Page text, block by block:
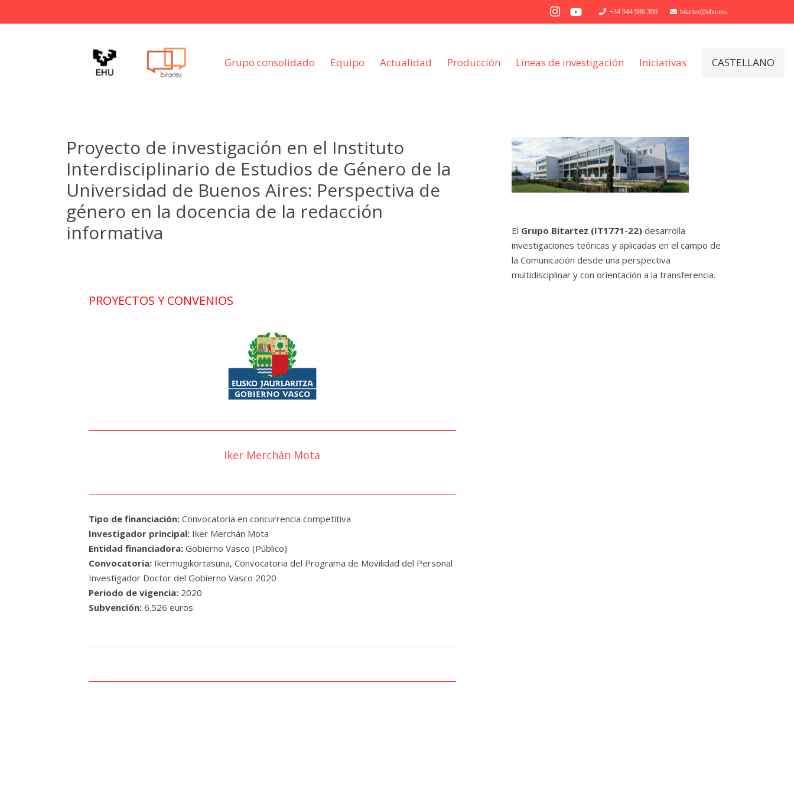
+34 944 986 300 bitartez@ehu.eus
Grupo consolidado Equipo Actualidad Producción Líneas de investigación Iniciativas CASTELLANO
Proyecto de investigación en el Instituto
Interdisciplinario de Estudios de Género de la
Universidad de Buenos Aires: Perspectiva de
género en la docencia de la redacción
informativa
PROYECTOS Y CONVENIOS
Iker Merchán Mota
Tipo de financiación:Convocatoria en concurrencia competitiva
Investigador principal:Iker Merchán Mota
Entidad financiadora:Gobierno Vasco (Público)
Convocatoria:Ikermugikortasuna, Convocatoria del Programa de Movilidad del Personal
Investigador Doctor del Gobierno Vasco 2020
Periodo de vigencia:2020
Subvención:6.526 euros
El Grupo Bitartez (IT1771-22)desarrolla
investigaciones teóricas y aplicadas en el campo de
la Comunicación desde una perspectiva
multidisciplinar y con orientación a la transferencia.